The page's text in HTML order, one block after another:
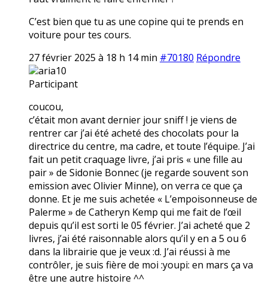
C’est bien que tu as une copine qui te prends en
voiture pour tes cours.
27 février 2025 à 18 h 14 min #70180 Répondre
aria10
Participant
coucou,
c’était mon avant dernier jour sniff ! je viens de
rentrer car j’ai été acheté des chocolats pour la
directrice du centre, ma cadre, et toute l’équipe. J’ai
fait un petit craquage livre, j’ai pris « une fille au
pair » de Sidonie Bonnec (je regarde souvent son
emission avec Olivier Minne), on verra ce que ça
donne. Et je me suis achetée « L’empoisonneuse de
Palerme » de Catheryn Kemp qui me fait de l’œil
depuis qu’il est sorti le 05 février. J’ai acheté que 2
livres, j’ai été raisonnable alors qu’il y en a 5 ou 6
dans la librairie que je veux :d. J’ai réussi à me
contrôler, je suis fière de moi :youpi: en mars ça va
être une autre histoire ^^